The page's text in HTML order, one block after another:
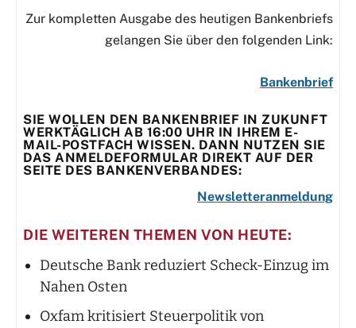
Zur kompletten Ausgabe des heutigen Bankenbriefs
gelangen Sie über den folgenden Link:
Bankenbrief
SIE WOLLEN DEN BANKENBRIEF IN ZUKUNFT
WERKTÄGLICH AB 16:00 UHR IN IHREM E-
MAIL-POSTFACH WISSEN. DANN NUTZEN SIE
DAS ANMELDEFORMULAR DIREKT AUF DER
SEITE DES BANKENVERBANDES:
Newsletteranmeldung
DIE WEITEREN THEMEN VON HEUTE:
Deutsche Bank reduziert Scheck-Einzug im
Nahen Osten
Oxfam kritisiert Steuerpolitik von